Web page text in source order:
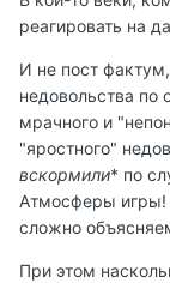
реагировать на
И не пост
недовольства по
мрачного и
"яростного"
вскормили* по
Атмосферы игры!
сложно
При этом